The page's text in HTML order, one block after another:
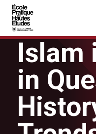
Aller au contenu principal
Vous recherchez peut-être :
Conférence
Islam
in
Panneau de gestion des